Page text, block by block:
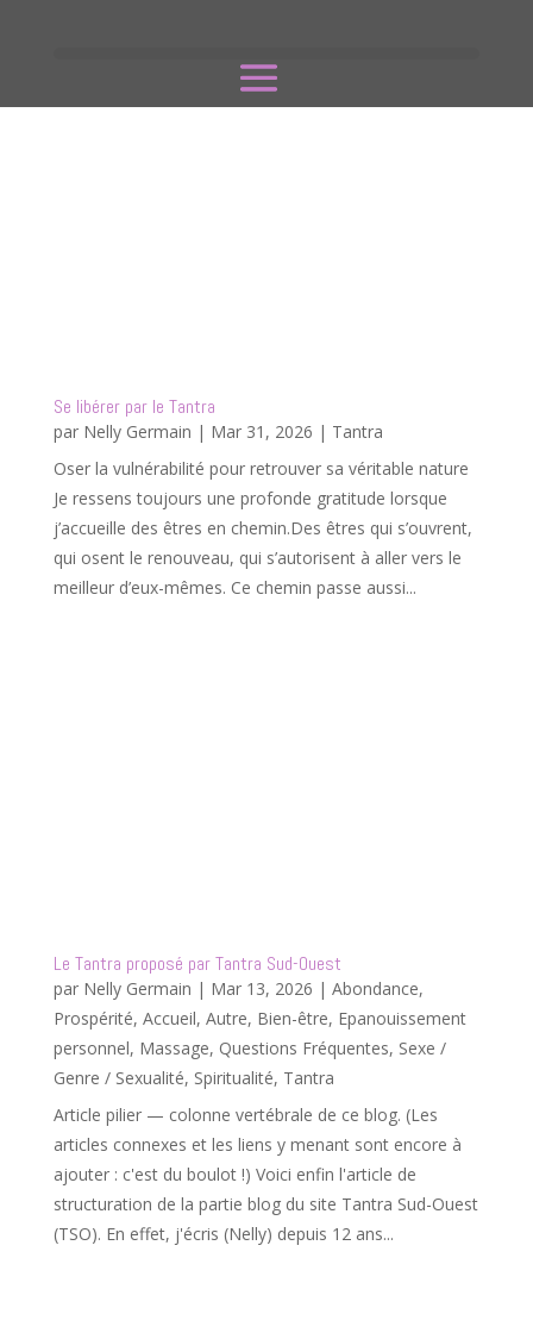
Se libérer par le Tantra
par Nelly Germain | Mar 31, 2026 | Tantra
Oser la vulnérabilité pour retrouver sa véritable nature
Je ressens toujours une profonde gratitude lorsque
j’accueille des êtres en chemin.Des êtres qui s’ouvrent,
qui osent le renouveau, qui s’autorisent à aller vers le
meilleur d’eux-mêmes. Ce chemin passe aussi...
Le Tantra proposé par Tantra Sud-Ouest
par Nelly Germain | Mar 13, 2026 | Abondance,
Prospérité, Accueil, Autre, Bien-être, Epanouissement
personnel, Massage, Questions Fréquentes, Sexe /
Genre / Sexualité, Spiritualité, Tantra
Article pilier — colonne vertébrale de ce blog. (Les
articles connexes et les liens y menant sont encore à
ajouter : c'est du boulot !) Voici enfin l'article de
structuration de la partie blog du site Tantra Sud-Ouest
(TSO). En effet, j'écris (Nelly) depuis 12 ans...